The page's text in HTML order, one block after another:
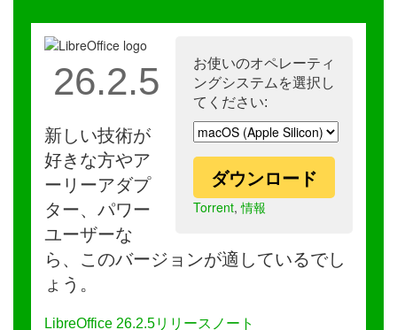
お使いのオペレーティ
ングシステムを選択し
てください:
ダウンロード
Torrent,情報
26.2.5
新しい技術が
好きな方やア
ーリーアダプ
ター、パワー
ユーザーな
ら、このバージョンが適しているでし
ょう。
LibreOffice 26.2.5リリースノート